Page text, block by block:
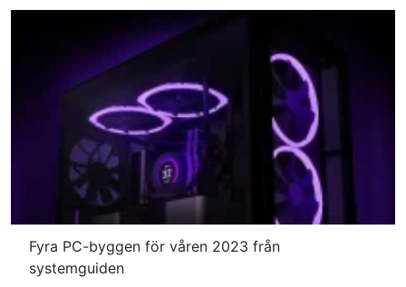
Fyra PC-byggen för våren 2023 från
systemguiden